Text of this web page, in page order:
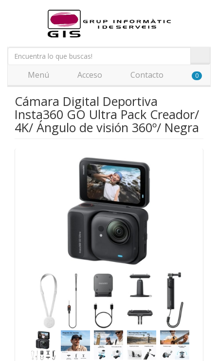
Menú Acceso Contacto 0
Cámara Digital Deportiva
Insta360 GO Ultra Pack Creador/
4K/ Ángulo de visión 360º/ Negra